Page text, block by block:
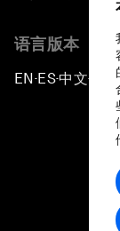
语言版本
EN ▪ES▪中文▪ 日